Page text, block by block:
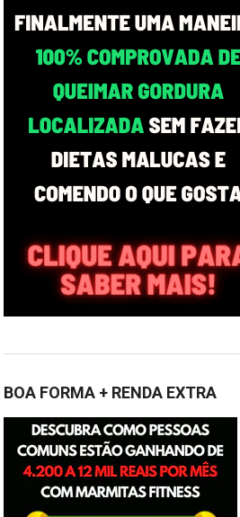
BOA FORMA + RENDA EXTRA